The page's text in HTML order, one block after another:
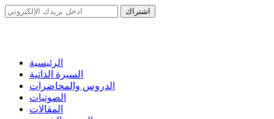
الرئيسية
السيرة الذاتية
الدروس والمحاضرات
الصوتيات
المقالات